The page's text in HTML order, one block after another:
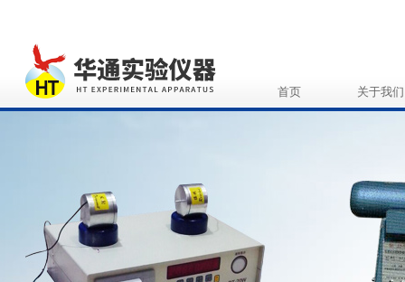
首页 关于我们